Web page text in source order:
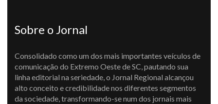
Sobre o Jornal
Consolidado como um dos mais importantes veículos de
comunicação do Extremo Oeste de SC, pautando sua
linha editorial na seriedade, o Jornal Regional alcançou
alto conceito e credibilidade nos diferentes segmentos
da sociedade, transformando-se num dos jornais mais